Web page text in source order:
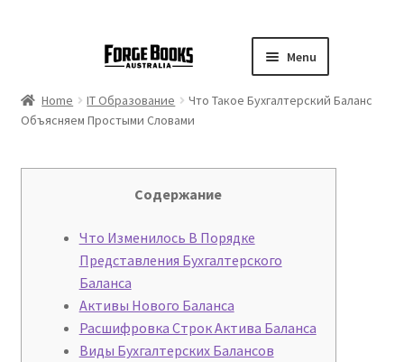
Menu
Home IT Образование
Что Такое Бухгалтерский Баланс
Объясняем Простыми Словами
Содержание
Что Изменилось В Порядке
Представления Бухгалтерского
Баланса
Активы Нового Баланса
Расшифровка Строк Актива Баланса
Виды Бухгалтерских Балансов